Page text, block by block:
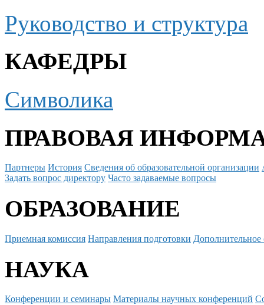
Руководство и структура
КАФЕДРЫ
Символика
ПРАВОВАЯ
Партнеры История Сведения об образовательной организации
Задать вопрос директору Часто задаваемые вопросы
ОБРАЗОВАНИЕ
Приемная комиссия Направления подготовки Дополнительное
НАУКА
Конференции и семинары Материалы научных конференций